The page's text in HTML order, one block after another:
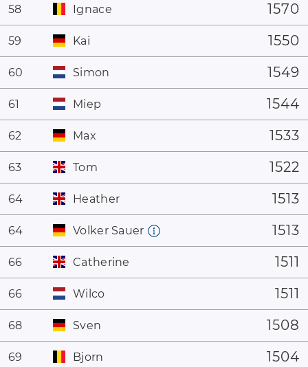
58 Ignace 1570
59 Kai 1550
60 Simon 1549
61 Miep 1544
62 Max 1533
63 Tom 1522
64 Heather 1513
64 Volker Sauer 1513
66 Catherine 1511
66 Wilco 1511
68 Sven 1508
69 Bjorn 1504